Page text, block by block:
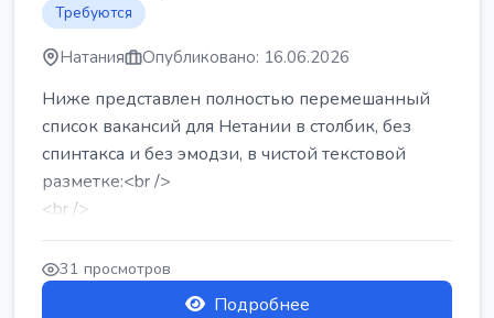
Требуются
Натания Опубликовано: 16.06.2026
Ниже представлен полностью перемешанный
список вакансий для Нетании в столбик, без
спинтакса и без эмодзи, в чистой текстовой
разметке:<br />
<br />
Работа в Нетании на мебельном производстве:
требу...
31 просмотров
Подробнее